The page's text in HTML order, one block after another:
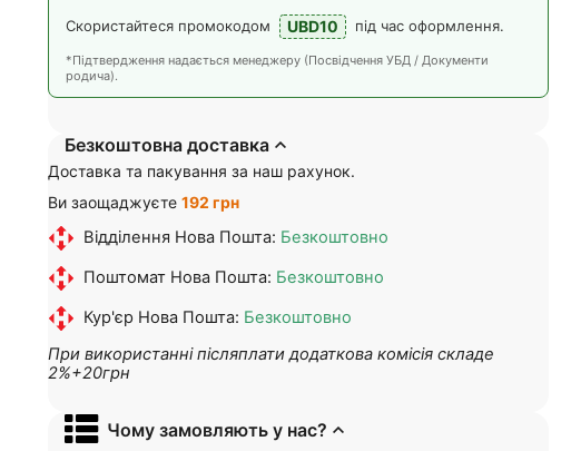
Скористайтеся промокодом UBD10 під час оформлення.
*Підтвердження надається менеджеру (Посвідчення УБД / Документи
родича).
Безкоштовна доставка
Доставка та пакування за наш рахунок.
Ви заощаджуєте 192 грн
Відділення Нова Пошта: Безкоштовно
Поштомат Нова Пошта: Безкоштовно
Кур'єр Нова Пошта: Безкоштовно
При використанні післяплати додаткова комісія складе
2%+20грн
Чому замовляють у нас?